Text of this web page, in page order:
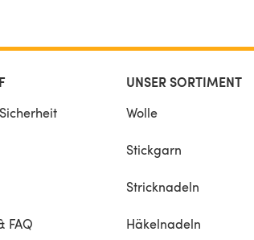
FAQ
UNSER SORTIMENT
Wolle
Stickgarn
Stricknadeln
Häkelnadeln